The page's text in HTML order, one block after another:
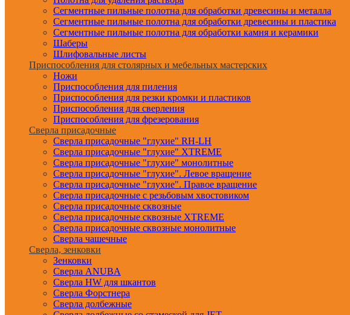
Сегментные пильные полотна для обработки древесины и металла
Сегментные пильные полотна для обработки древесины и пластика
Сегментные пильные полотна для обработки камня и керамики
Шаберы
Шлифовальные листы
Приспособления для столярных и мебельных мастерских
Ножи
Приспособления для пиления
Приспособления для резки кромки и пластиков
Приспособления для сверления
Приспособления для фрезерования
Сверла присадочные
Сверла присадочные "глухие" RH-LH
Сверла присадочные "глухие" XTREME
Сверла присадочные "глухие" монолитные
Сверла присадочные "глухие". Левое вращение
Сверла присадочные "глухие". Правое вращение
Сверла присадочные с резьбовым хвостовиком
Сверла присадочные сквозные
Сверла присадочные сквозные XTREME
Сверла присадочные сквозные монолитные
Сверла чашечные
Сверла, зенковки
Зенковки
Сверла ANUBA
Сверла HW для шкантов
Сверла Форстнера
Сверла долбежные